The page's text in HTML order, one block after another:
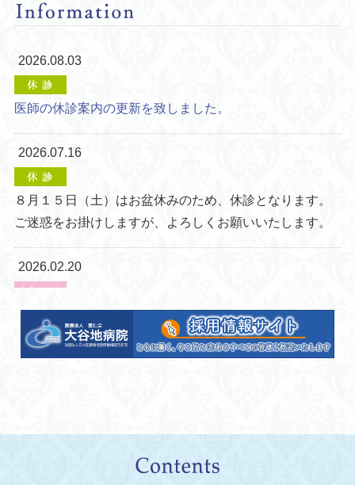
2026.08.03
医師の休診案内の更新を致しました。
2026.07.16
８月１５日（土）はお盆休みのため、休診となります。
ご迷惑をお掛けしますが、よろしくお願いいたします。
2026.02.20
【家族の集いについて】
次回の家族の集いは3月10日(火) 13時より小会議室にて行
います。